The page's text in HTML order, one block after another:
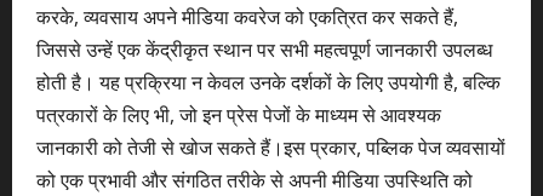
करके, व्यवसाय अपने मीडिया कवरेज को एकत्रित कर सकते हैं,
जिससे उन्हें एक केंद्रीकृत स्थान पर सभी महत्वपूर्ण जानकारी उपलब्ध
होती है। यह प्रक्रिया न केवल उनके दर्शकों के लिए उपयोगी है, बल्कि
पत्रकारों के लिए भी, जो इन प्रेस पेजों के माध्यम से आवश्यक
जानकारी को तेजी से खोज सकते हैं।इस प्रकार, पब्लिक पेज व्यवसायों
को एक प्रभावी और संगठित तरीके से अपनी मीडिया उपस्थिति को